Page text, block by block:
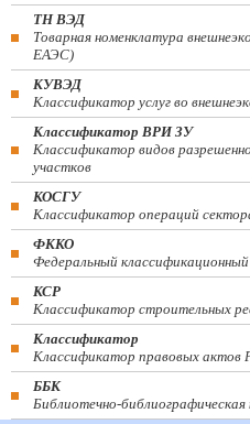
ТН ВЭД
Товарная номенклатура
ЕАЭС)
КУВЭД
Классификатор услуг во
Классификатор ВРИ ЗУ
Классификатор видов
участков
КОСГУ
Классификатор операций
ФККО
Федеральный
КСР
Классификатор строительных
Классификатор
Классификатор правовых актов
ББК
Библиотечно-библиографическая